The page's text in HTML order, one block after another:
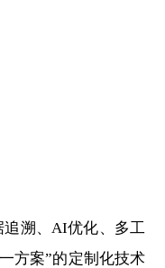
溯、AI优化、多工
方案”的定制化技术